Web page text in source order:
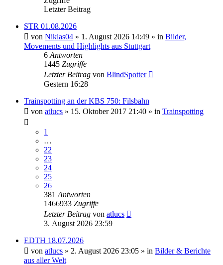
Letzter Beitrag
STR 01.08.2026
von Niklas04 » 1. August 2026 14:49 » in Bilder,
Movements und Highlights aus Stuttgart
6 Antworten
1445 Zugriffe
Letzter Beitrag von BlindSpotter
Gestern 16:28
Trainspotting an der KBS 750: Filsbahn
von atlucs » 15. Oktober 2017 21:40 » in Trainspotting
1
…
22
23
24
25
26
381 Antworten
1466933 Zugriffe
Letzter Beitrag von atlucs
3. August 2026 23:59
EDTH 18.07.2026
von atlucs » 2. August 2026 23:05 » in Bilder & Berichte
aus aller Welt